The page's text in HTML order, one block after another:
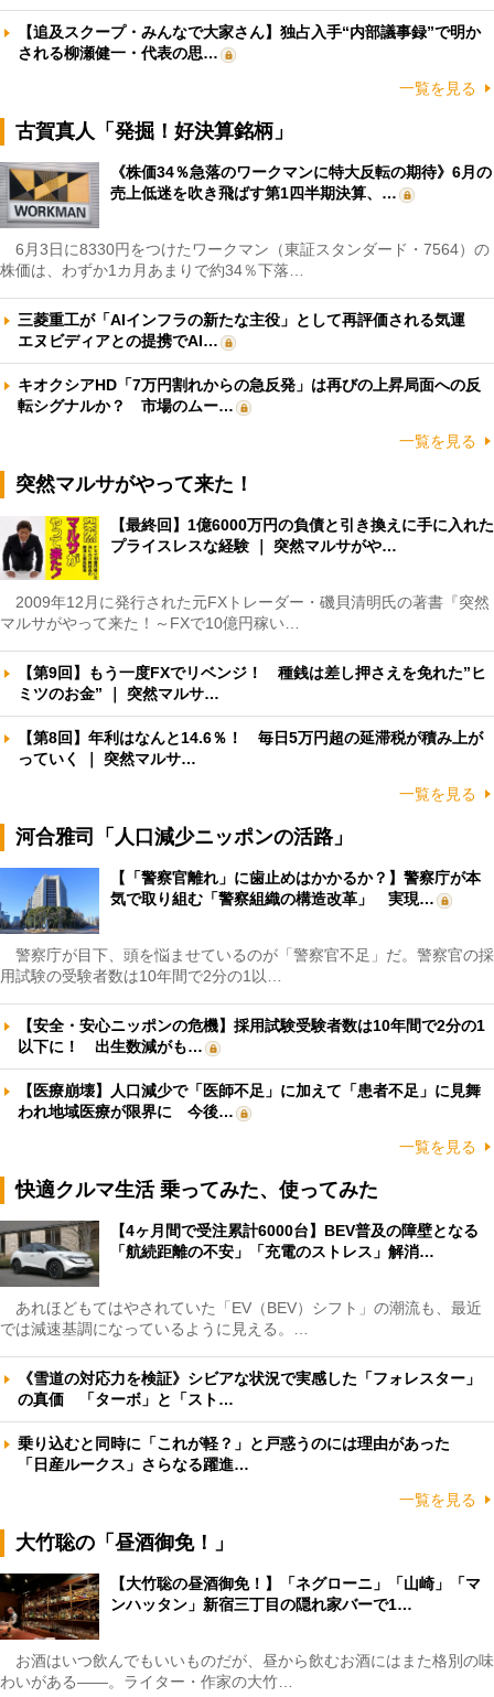
【追及スクープ・みんなで大家さん】独占入手“内部議事録”で明か
される柳瀬健一・代表の思…
一覧を見る
古賀真人「発掘！好決算銘柄」
《株価34％急落のワークマンに特大反転の期待》6月の
売上低迷を吹き飛ばす第1四半期決算、…
6月3日に8330円をつけたワークマン（東証スタンダード・7564）の
株価は、わずか1カ月あまりで約34％下落…
三菱重工が「AIインフラの新たな主役」として再評価される気運
エヌビディアとの提携でAI…
キオクシアHD「7万円割れからの急反発」は再びの上昇局面への反
転シグナルか？ 市場のムー…
一覧を見る
突然マルサがやって来た！
【最終回】1億6000万円の負債と引き換えに手に入れた
プライスレスな経験 ｜ 突然マルサがや…
2009年12月に発行された元FXトレーダー・磯貝清明氏の著書『突然
マルサがやって来た！～FXで10億円稼い…
【第9回】もう一度FXでリベンジ！ 種銭は差し押さえを免れた”ヒ
ミツのお金” ｜ 突然マルサ…
【第8回】年利はなんと14.6％！ 毎日5万円超の延滞税が積み上が
っていく ｜ 突然マルサ…
一覧を見る
河合雅司「人口減少ニッポンの活路」
【「警察官離れ」に歯止めはかかるか？】警察庁が本
気で取り組む「警察組織の構造改革」 実現…
警察庁が目下、頭を悩ませているのが「警察官不足」だ。警察官の採
用試験の受験者数は10年間で2分の1以…
【安全・安心ニッポンの危機】採用試験受験者数は10年間で2分の1
以下に！ 出生数減がも…
【医療崩壊】人口減少で「医師不足」に加えて「患者不足」に見舞
われ地域医療が限界に 今後…
一覧を見る
快適クルマ生活 乗ってみた、使ってみた
【4ヶ月間で受注累計6000台】BEV普及の障壁となる
「航続距離の不安」「充電のストレス」解消…
あれほどもてはやされていた「EV（BEV）シフト」の潮流も、最近
では減速基調になっているように見える。…
《雪道の対応力を検証》シビアな状況で実感した「フォレスター」
の真価 「ターボ」と「スト…
乗り込むと同時に「これが軽？」と戸惑うのには理由があった
「日産ルークス」さらなる躍進…
一覧を見る
大竹聡の「昼酒御免！」
【大竹聡の昼酒御免！】「ネグローニ」「山崎」「マ
ンハッタン」新宿三丁目の隠れ家バーで1…
お酒はいつ飲んでもいいものだが、昼から飲むお酒にはまた格別の味
わいがある――。ライター・作家の大竹…